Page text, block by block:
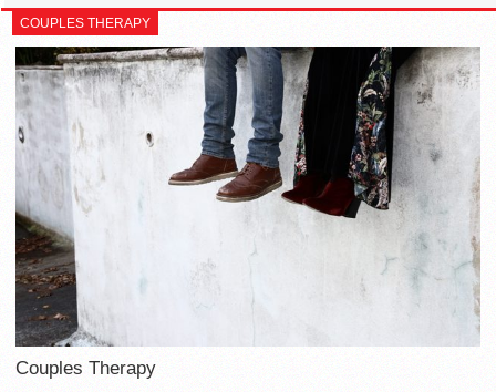
COUPLES THERAPY
Couples Therapy